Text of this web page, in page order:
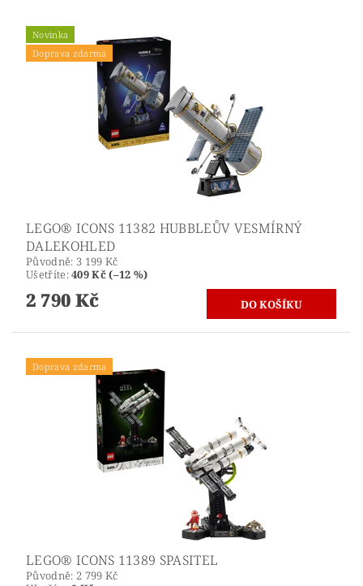
Novinka
Doprava zdarma
LEGO® ICONS 11382 HUBBLEŮV VESMÍRNÝ
DALEKOHLED
Původně: 3 199 Kč
Ušetříte:409 Kč (–12 %)
2 790 Kč
Doprava zdarma
LEGO® ICONS 11389 SPASITEL
Původně: 2 799 Kč